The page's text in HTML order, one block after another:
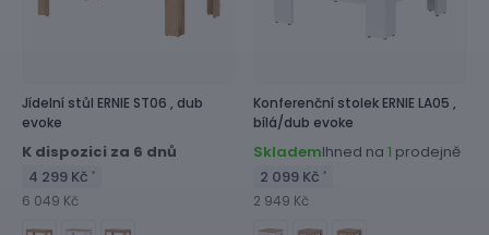
Jídelní stůl ERNIE ST06 , dub
evoke
K dispozici za 6 dnů
4 299 Kč *
6 049 Kč
Konferenční stolekERNIE LA05 ,
bílá/dub evoke
SklademIhned na 1 prodejně
2 099 Kč *
2 949 Kč